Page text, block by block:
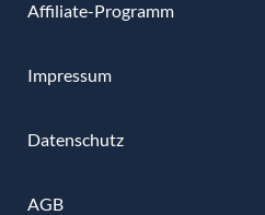
Affiliate-Programm
Impressum
Datenschutz
AGB